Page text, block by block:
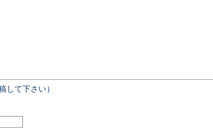
して下さい）